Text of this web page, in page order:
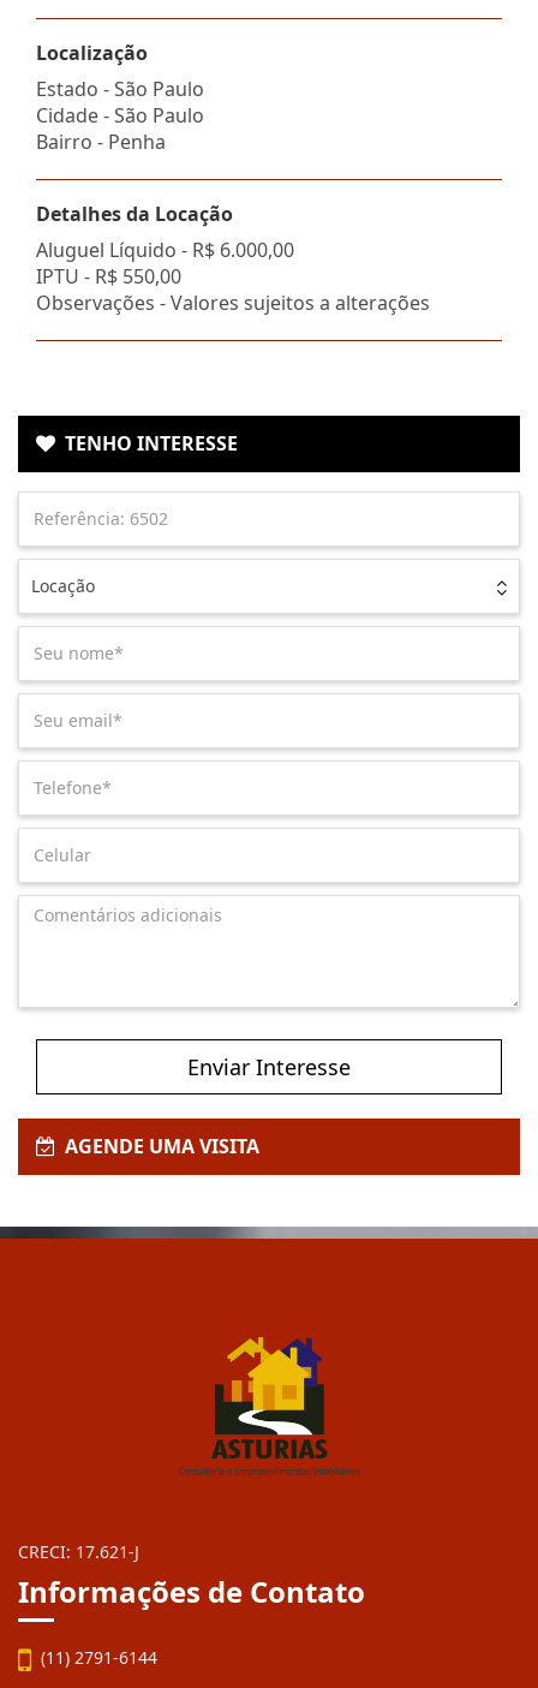
Localização
Estado -São Paulo
Cidade -São Paulo
Bairro - Penha
Detalhes da Locação
Aluguel Líquido - R$ 6.000,00
IPTU - R$ 550,00
Observações - Valores sujeitos a alterações
TENHO INTERESSE
Locação
Enviar Interesse
AGENDE UMA VISITA
CRECI: 17.621-J